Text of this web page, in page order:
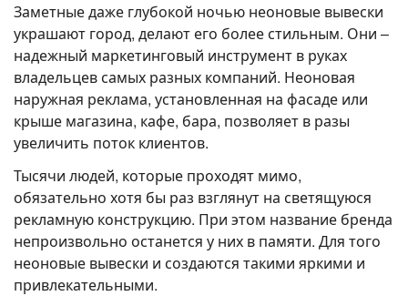
Заметные даже глубокой ночью неоновые вывески
украшают город, делают его более стильным. Они –
надежный маркетинговый инструмент в руках
владельцев самых разных компаний. Неоновая
наружная реклама, установленная на фасаде или
крыше магазина, кафе, бара, позволяет в разы
увеличить поток клиентов.
Тысячи людей, которые проходят мимо,
обязательно хотя бы раз взглянут на светящуюся
рекламную конструкцию. При этом название бренда
непроизвольно останется у них в памяти. Для того
неоновые вывески и создаются такими яркими и
привлекательными.